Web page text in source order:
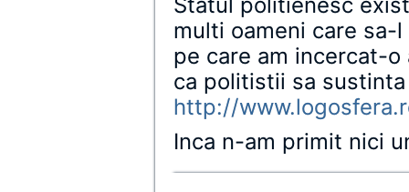
Statul politienesc
multi oameni care sa-
pe care am incercat-
ca politistii sa
http://
Inca n-am primit nici